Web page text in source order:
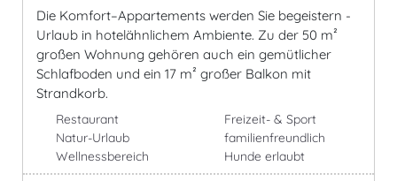
Die Komfort–Appartements werden Sie begeistern -
Urlaub in hotelähnlichem Ambiente. Zu der 50 m²
großen Wohnung gehören auch ein gemütlicher
Schlafboden und ein 17 m² großer Balkon mit
Strandkorb.
Restaurant
Natur-Urlaub
Wellnessbereich
Freizeit- & Sport
familienfreundlich
Hunde erlaubt